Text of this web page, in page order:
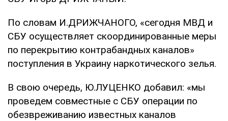
По словам И.ДРИЖЧАНОГО, «сегодня МВД и
СБУ осуществляет скоординированные меры
по перекрытию контрабандных каналов»
поступления в Украину наркотического зелья.
В свою очередь, Ю.ЛУЦЕНКО добавил: «мы
проведем совместные с СБУ операции по
обезвреживанию известных каналов